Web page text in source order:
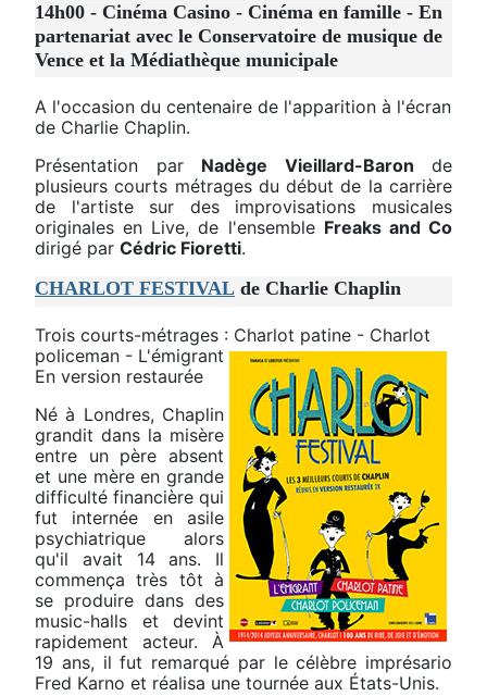
14h00 - Cinéma Casino - Cinéma en famille - En
partenariat avec le Conservatoire de musique de
Vence et la Médiathèque municipale
A l'occasion du centenaire de l'apparition à l'écran
de Charlie Chaplin.
Présentation par Nadège Vieillard-Baron de
plusieurs courts métrages du début de la carrière
de l'artiste sur des improvisations musicales
originales en Live, de l'ensemble Freaks and Co
dirigé par Cédric Fioretti.
CHARLOT FESTIVAL de Charlie Chaplin
Trois courts-métrages : Charlot patine - Charlot
policeman - L'émigrant
En version restaurée
Né à Londres, Chaplin
grandit dans la misère
entre un père absent
et une mère en grande
difficulté financière qui
fut internée en asile
psychiatrique alors
qu'il avait 14 ans. Il
commença très tôt à
se produire dans des
music-halls et devint
rapidement acteur. À
19 ans, il fut remarqué par le célèbre imprésario
Fred Karno et réalisa une tournée aux États-Unis.